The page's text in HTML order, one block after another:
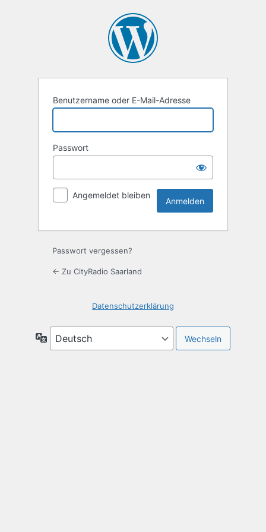
Benutzername oder E-Mail-Adresse
Passwort
Angemeldet bleiben
Passwort vergessen?
← Zu CityRadio Saarland
Datenschutzerklärung
Sprache